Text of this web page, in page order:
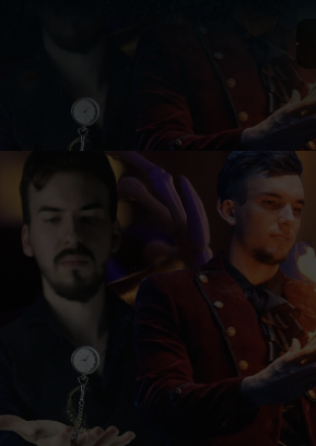
Mentalista i Iluzjonista w